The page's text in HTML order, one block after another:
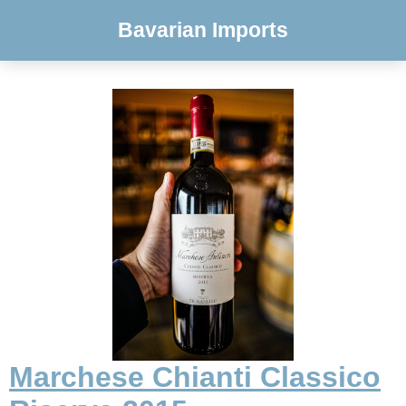
Bavarian Imports
Marchese Chianti Classico